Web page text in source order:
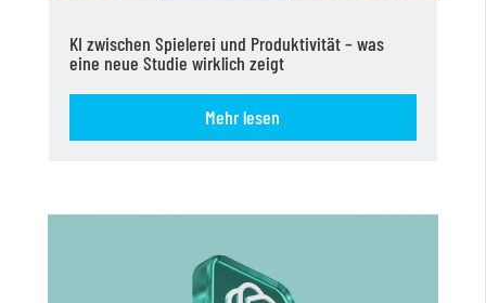
KI zwischen Spielerei und Produktivität – was
eine neue Studie wirklich zeigt
Mehr lesen